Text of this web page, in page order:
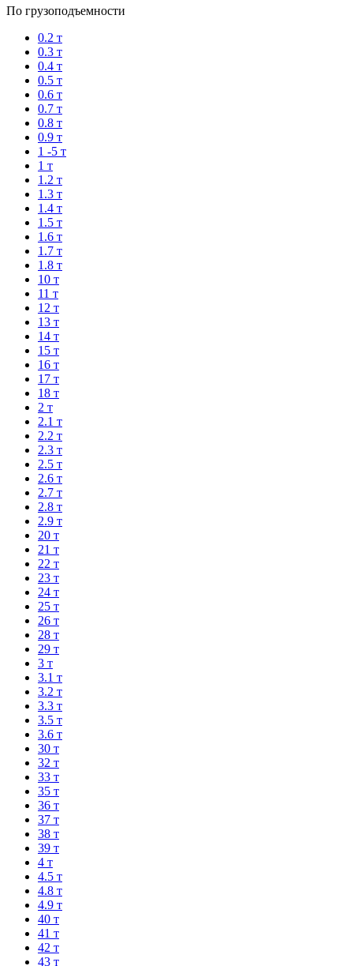
По грузоподъемности
0.2 т
0.3 т
0.4 т
0.5 т
0.6 т
0.7 т
0.8 т
0.9 т
1 -5 т
1 т
1.2 т
1.3 т
1.4 т
1.5 т
1.6 т
1.7 т
1.8 т
10 т
11 т
12 т
13 т
14 т
15 т
16 т
17 т
18 т
2 т
2.1 т
2.2 т
2.3 т
2.5 т
2.6 т
2.7 т
2.8 т
2.9 т
20 т
21 т
22 т
23 т
24 т
25 т
26 т
28 т
29 т
3 т
3.1 т
3.2 т
3.3 т
3.5 т
3.6 т
30 т
32 т
33 т
35 т
36 т
37 т
38 т
39 т
4 т
4.5 т
4.8 т
4.9 т
40 т
41 т
42 т
43 т